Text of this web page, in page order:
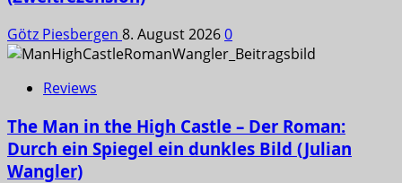
Götz Piesbergen 8. August 20260
Reviews
The Man in the High Castle – Der Roman:
Durch ein Spiegel ein dunkles Bild (Julian
Wangler)